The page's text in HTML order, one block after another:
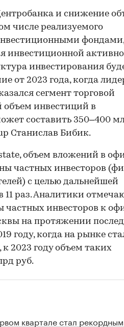
и снижение
числе реализуемого
фондами,
инвестиционной
инвестирования
от 2023 года, когда
сегмент торговой
инвестиций в
составить 350–400
Станислав Бибик.
объем вложений в
частных инвесторов
с целью дальнейшей
11 раз. Аналитики
инвесторов к
на протяжении
году, когда на рынке
2023 году объем таких
руб.
квартале стал